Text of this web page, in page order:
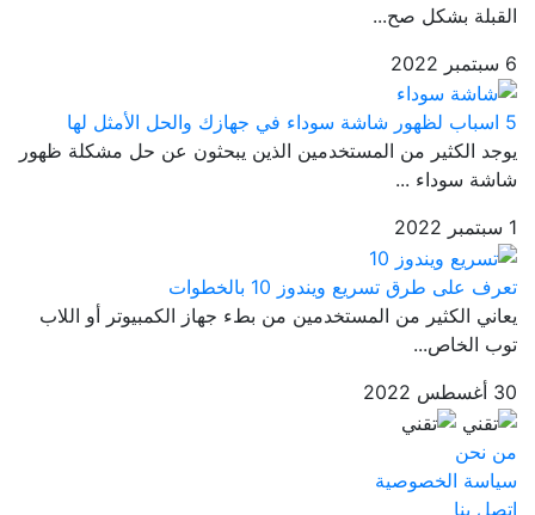
القبلة بشكل صح...
6 سبتمبر 2022
5 اسباب لظهور شاشة سوداء في جهازك والحل الأمثل لها
يوجد الكثير من المستخدمين الذين يبحثون عن حل مشكلة ظهور
شاشة سوداء ...
1 سبتمبر 2022
تعرف على طرق تسريع ويندوز 10 بالخطوات
يعاني الكثير من المستخدمين من بطء جهاز الكمبيوتر أو اللاب
توب الخاص...
30 أغسطس 2022
من نحن
سياسة الخصوصية
اتصل بنا